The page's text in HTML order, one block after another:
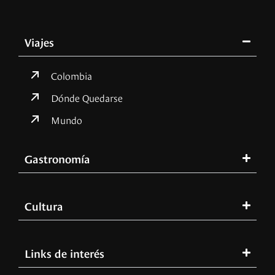
Viajes
Colombia
Dónde Quedarse
Mundo
Gastronomía
Cultura
Links de interés